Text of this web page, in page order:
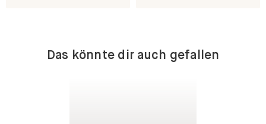
Das könnte dir auch gefallen